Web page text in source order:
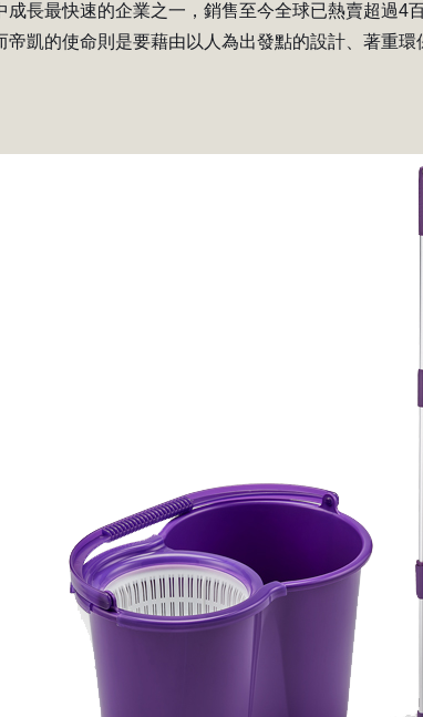
成長最快速的企業之一，銷售至今全球已熱賣超過4
帝凱的使命則是要藉由以人為出發點的設計、著重